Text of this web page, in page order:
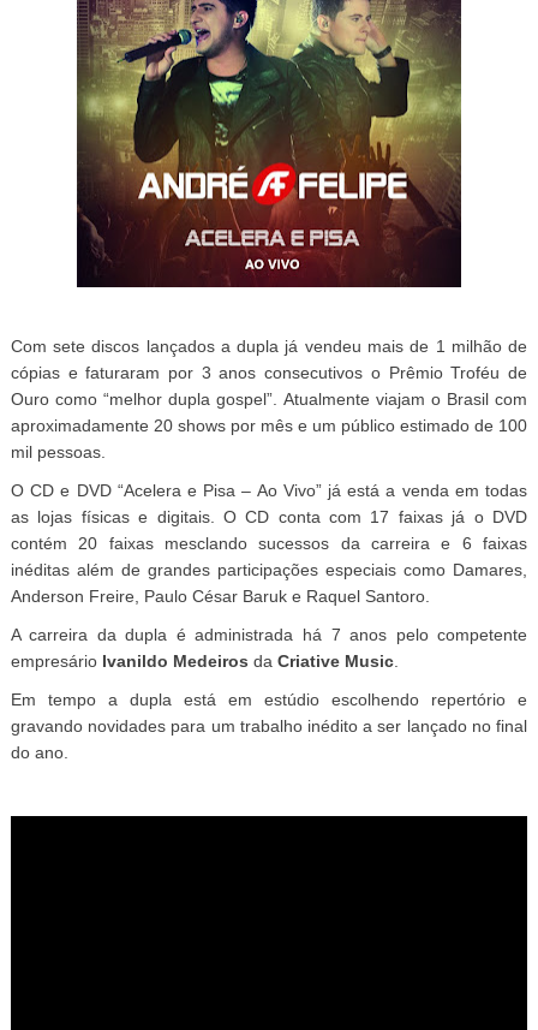
Com sete discos lançados a dupla já vendeu mais de 1 milhão de
cópias e faturaram por 3 anos consecutivos o Prêmio Troféu de
Ouro como “melhor dupla gospel”. Atualmente viajam o Brasil com
aproximadamente 20 shows por mês e um público estimado de 100
mil pessoas.
O CD e DVD “Acelera e Pisa – Ao Vivo” já está a venda em todas
as lojas físicas e digitais. O CD conta com 17 faixas já o DVD
contém 20 faixas mesclando sucessos da carreira e 6 faixas
inéditas além de grandes participações especiais como Damares,
Anderson Freire, Paulo César Baruk e Raquel Santoro.
A carreira da dupla é administrada há 7 anos pelo competente
empresário Ivanildo Medeiros da Criative Music.
Em tempo a dupla está em estúdio escolhendo repertório e
gravando novidades para um trabalho inédito a ser lançado no final
do ano.